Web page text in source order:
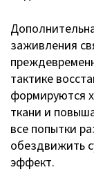
заживления
тактике
формируются
ткани и
все попытки
обездвижить
эффект.